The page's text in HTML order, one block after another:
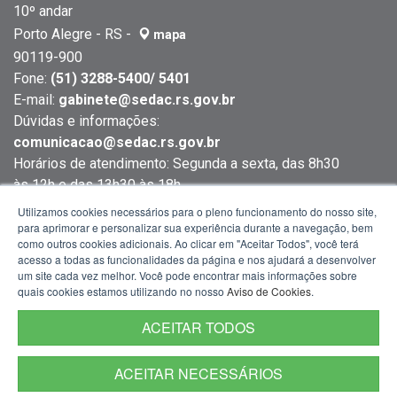
plataforma
elevada,
disposto
em
várias
fileiras.
os
integrantes
usam
trajes
escuros
e
estão
para
maestro.
sobre
a
parede.
A
composição
destaca
caráter
educativo
visita
e
a
interação
entre
público
os
criando
um
forte
contraste
com
o
restante
da
cena,
a
janela
inferior
permanece
escura,
vidros
que
10º andar
Porto Alegre - RS -
mapa
90119-900
Fone: (51) 3288-5400/ 5401
E-mail: gabinete@sedac.rs.gov.br
Dúvidas e informações:
comunicacao@sedac.rs.gov.br
Horários de atendimento: Segunda a sexta, das 8h30
às 12h e das 13h30 às 18h
Termos de Uso
Utilizamos cookies necessários para o pleno funcionamento do nosso site,
para aprimorar e personalizar sua experiência durante a navegação, bem
como outros cookies adicionais. Ao clicar em "Aceitar Todos", você terá
acesso a todas as funcionalidades da página e nos ajudará a desenvolver
um site cada vez melhor. Você pode encontrar mais informações sobre
quais cookies estamos utilizando no nosso Aviso de Cookies.
ACEITAR TODOS
ACEITAR NECESSÁRIOS